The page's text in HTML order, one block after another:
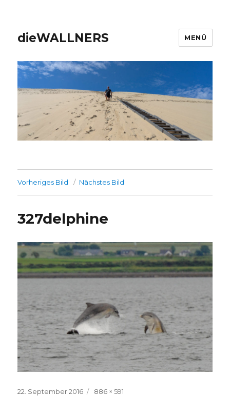
dieWALLNERS MENÜ
Vorheriges Bild Nächstes Bild
327delphine
Veröffentlicht
22. September 2016
Volle
886 × 591